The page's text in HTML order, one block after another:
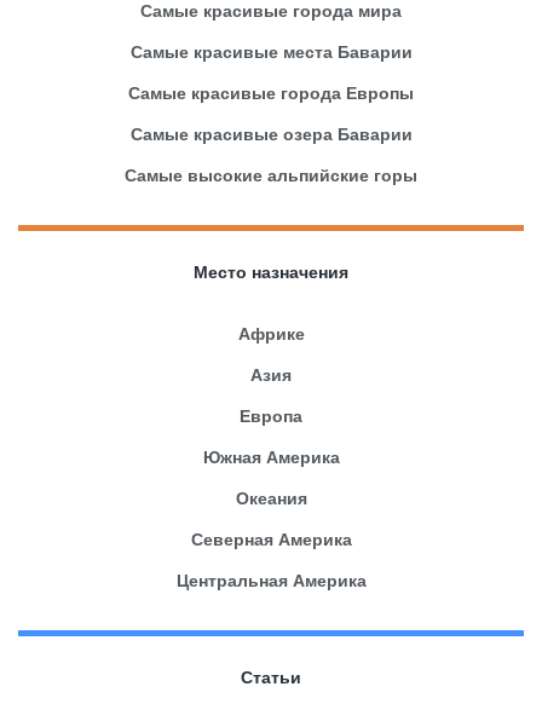
Самые красивые города мира
Самые красивые места Баварии
Самые красивые города Европы
Самые красивые озера Баварии
Самые высокие альпийские горы
Место назначения
Африке
Азия
Европа
Южная Америка
Океания
Северная Америка
Центральная Америка
Статьи